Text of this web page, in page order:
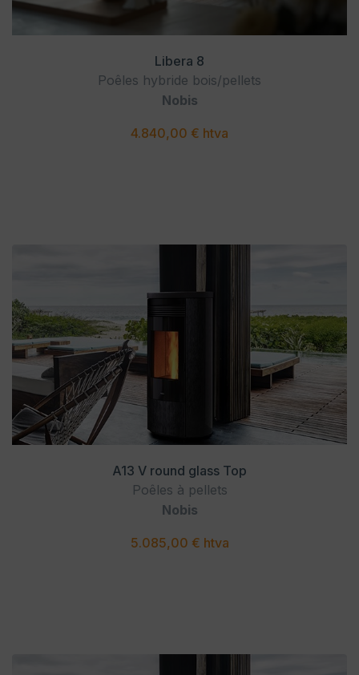
Libera 8
Poêles hybride bois/pellets
Nobis
4.840,00 € htva
A13 V round glass Top
Poêles à pellets
Nobis
5.085,00 € htva